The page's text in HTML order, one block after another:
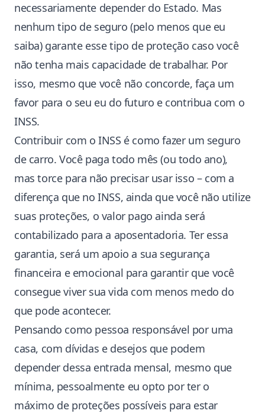
necessariamente depender do Estado. Mas
nenhum tipo de seguro (pelo menos que eu
saiba) garante esse tipo de proteção caso você
não tenha mais capacidade de trabalhar. Por
isso, mesmo que você não concorde, faça um
favor para o seu eu do futuro e contribua com o
INSS.
Contribuir com o INSS é como fazer um seguro
de carro. Você paga todo mês (ou todo ano),
mas torce para não precisar usar isso – com a
diferença que no INSS, ainda que você não utilize
suas proteções, o valor pago ainda será
contabilizado para a aposentadoria. Ter essa
garantia, será um apoio a sua segurança
financeira e emocional para garantir que você
consegue viver sua vida com menos medo do
que pode acontecer.
Pensando como pessoa responsável por uma
casa, com dívidas e desejos que podem
depender dessa entrada mensal, mesmo que
mínima, pessoalmente eu opto por ter o
máximo de proteções possíveis para estar